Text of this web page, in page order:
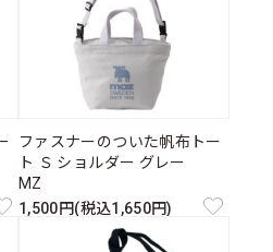
ファスナーのついた帆布トー
ト Ｓ ショルダー グレー
MZ
1,500円(税込1,650円)